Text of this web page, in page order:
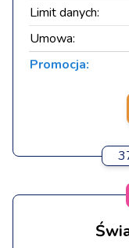
Limit danych:
Umowa:
Promocja: